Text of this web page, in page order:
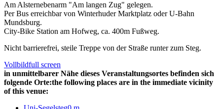
Am Alsternebenarm "Am langen Zug" gelegen.
Per Bus erreichbar von Winterhuder Marktplatz oder U-Bahn
Mundsburg.
City-Bike Station am Hofweg, ca. 400m Fußweg.
Nicht barrierefrei, steile Treppe von der Straße runter zum Steg.
Vollbildfull screen
in unmittelbarer Nähe dieses Veranstaltungsortes befinden sich
folgende Orte:the following places are in the immediate vicinity
of this venue: